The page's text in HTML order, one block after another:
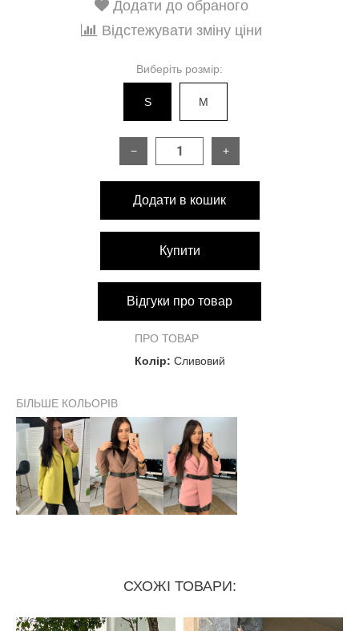
Додати до обраного
Відстежувати зміну ціни
Виберіть розмір:
S M
− +
Додати в кошик
Купити
Відгуки про товар
ПРО ТОВАР
Колір: Сливовий
БІЛЬШЕ КОЛЬОРІВ
СХОЖІ ТОВАРИ: